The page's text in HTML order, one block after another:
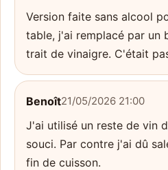
Version faite sans alcool
table, j'ai remplacé par un
trait de vinaigre. C'était
Benoît21/05/2026 21:00
J'ai utilisé un reste de vin
souci. Par contre j'ai dû
fin de cuisson.